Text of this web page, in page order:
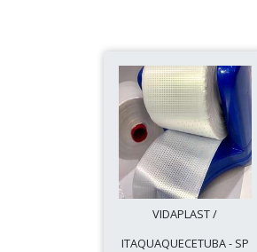
VIDAPLAST /
ITAQUAQUECETUBA - SP